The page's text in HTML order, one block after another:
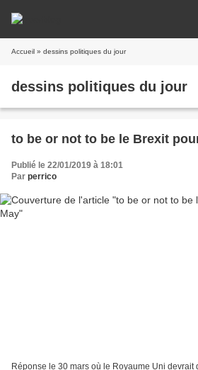
Accueil » dessins politiques du jour
dessins politiques du jour
to be or not to be le Brexit
Publié le 22/01/2019 à 18:01
Par perrico
Réponse le 30 mars où le Royaume Uni devrait